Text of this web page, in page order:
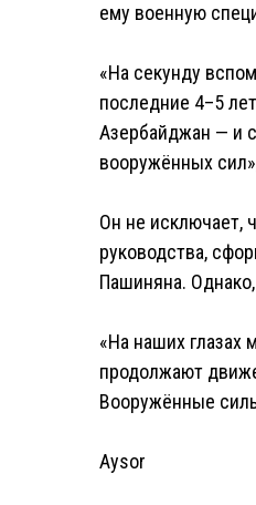
ему военную
«На секунду
последние 4–5
Азербайджан — и
вооружённых
Он не исключает,
руководства,
Пашиняна.
«На наших глазах
продолжают
Вооружённые
Aysor